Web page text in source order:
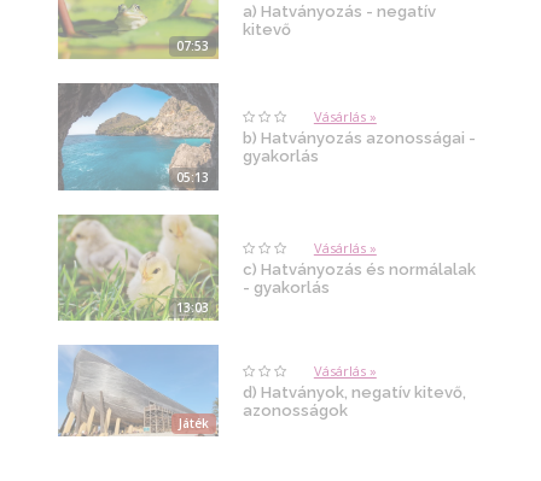
07:53
a) Hatványozás - negatív
kitevő
05:13
Vásárlás »
b) Hatványozás azonosságai -
gyakorlás
13:03
Vásárlás »
c) Hatványozás és normálalak
- gyakorlás
Játék
Vásárlás »
d) Hatványok, negatív kitevő,
azonosságok